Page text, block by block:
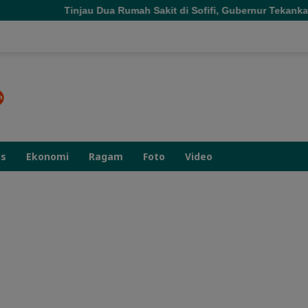
Dua Rumah Sakit di Sofifi, Gubernur Tekankan
Ekonomi Ragam Foto Video